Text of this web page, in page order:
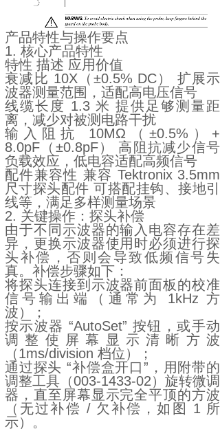
产品特性与操作要点
1. 核心产品特性
特性 描述 应用价值
衰减比 10X（±0.5% DC） 扩展示
波器测量范围，适配高电压信号
线缆长度 1.3 米 提供足够测量距
离，减少对被测电路干扰
输入阻抗 10MΩ（±0.5%）+
8.0pF（±0.8pF） 高阻抗减少信号
负载效应，低电容适配高频信号
配件兼容性 兼容 Tektronix 3.5mm
尺寸探头配件 可搭配挂钩、接地引
线等，满足多样测量场景
2. 关键操作：探头补偿
由于不同示波器的输入电容存在差
异，更换示波器使用时必须进行探
头补偿，否则会导致低频信号失
真。补偿步骤如下：
将探头连接到示波器前面板的校准
信号输出端（通常为 1kHz 方
波）；
按示波器 “AutoSet” 按钮，或手动
调整使屏幕显示清晰方波
（1ms/division 档位）；
通过探头 “补偿盒开口”，用附带的
调整工具（003-1433-02）旋转微调
器，直至屏幕显示完全平顶的方波
（无过补偿 / 欠补偿，如图 1 所
示）。